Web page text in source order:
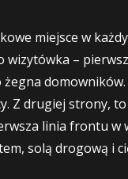
miejsce w
–
domowników.
Z drugiej strony,
linia frontu w
solą drogową i